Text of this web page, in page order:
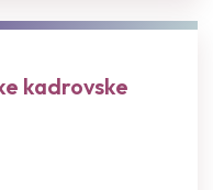
kadrovske